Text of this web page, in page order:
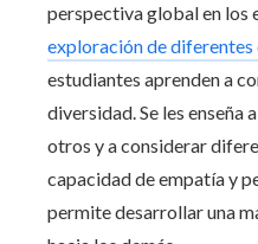
perspectiva global en los
exploración de diferentes
estudiantes aprenden a
diversidad. Se les enseña
otros y a considerar
capacidad de empatía y
permite desarrollar una